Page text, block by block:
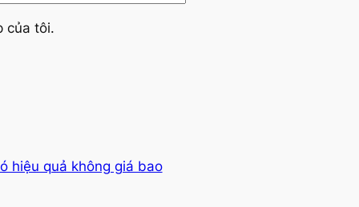
của tôi.
hiệu quả không giá bao